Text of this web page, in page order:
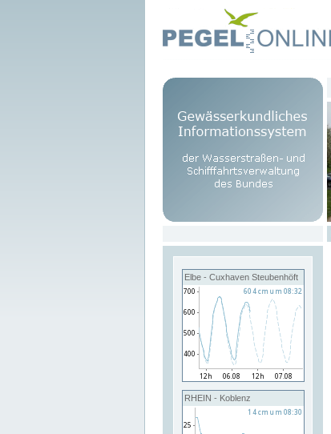
Elbe - Cuxhaven Steubenhöft
RHEIN - Koblenz